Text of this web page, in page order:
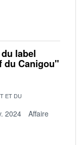
label
du Canigou"
ET DU
2024
Affaire